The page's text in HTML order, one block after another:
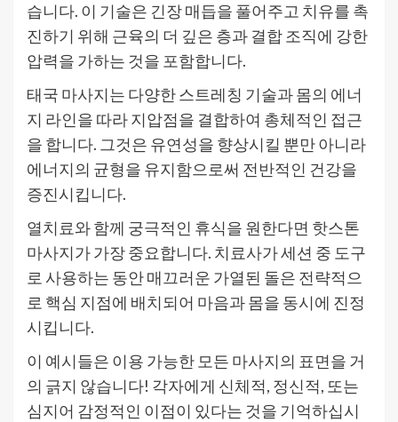
습니다. 이 기술은 긴장 매듭을 풀어주고 치유를 촉
진하기 위해 근육의 더 깊은 층과 결합 조직에 강한
압력을 가하는 것을 포함합니다.
태국 마사지는 다양한 스트레칭 기술과 몸의 에너
지 라인을 따라 지압점을 결합하여 총체적인 접근
을 합니다. 그것은 유연성을 향상시킬 뿐만 아니라
에너지의 균형을 유지함으로써 전반적인 건강을
증진시킵니다.
열치료와 함께 궁극적인 휴식을 원한다면 핫스톤
마사지가 가장 중요합니다. 치료사가 세션 중 도구
로 사용하는 동안 매끄러운 가열된 돌은 전략적으
로 핵심 지점에 배치되어 마음과 몸을 동시에 진정
시킵니다.
이 예시들은 이용 가능한 모든 마사지의 표면을 거
의 긁지 않습니다! 각자에게 신체적, 정신적, 또는
심지어 감정적인 이점이 있다는 것을 기억하십시